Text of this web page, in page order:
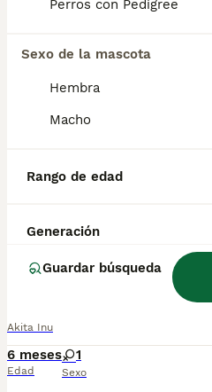
Perros con Pedigree
Sexo de la mascota
Hembra
Macho
Rango de edad
Generación
Guardar búsqueda
Akita Inu
5 meses 1
Akita Inu
6 meses
Edad
1
Sexo